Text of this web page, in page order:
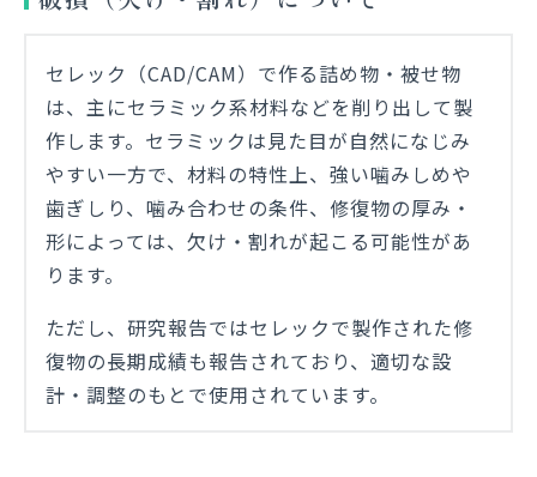
セレック（CAD/CAM）で作る詰め物・被せ物
は、主にセラミック系材料などを削り出して製
作します。セラミックは見た目が自然になじみ
やすい一方で、材料の特性上、強い噛みしめや
歯ぎしり、噛み合わせの条件、修復物の厚み・
形によっては、欠け・割れが起こる可能性があ
ります。
ただし、研究報告ではセレックで製作された修
復物の長期成績も報告されており、適切な設
計・調整のもとで使用されています。